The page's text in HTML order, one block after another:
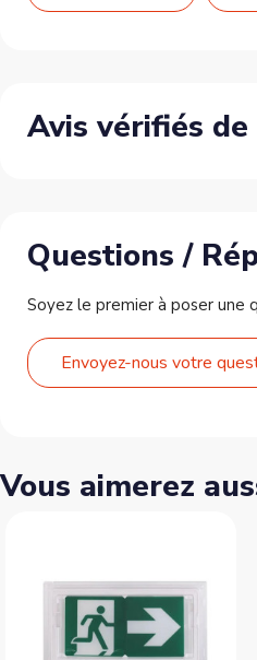
Avis vérifiés
Questions /
Soyez le premier à poser une
Envoyez-nous votre
Vous aimerez